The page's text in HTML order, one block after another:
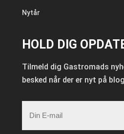
Nytår
HOLD DIG
Tilmeld dig Gastromads
besked når der er nyt på
mail